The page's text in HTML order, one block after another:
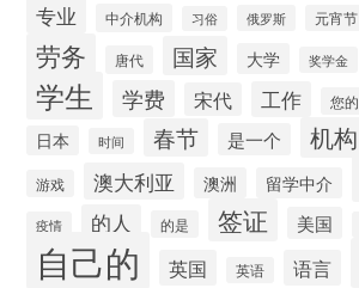
专业 中介机构 习俗 俄罗斯 元宵节
劳务 唐代 国家 大学 奖学金
学生 学费 宋代 工作 您的
日本 时间 春节 是一个 机构
游戏 澳大利亚 澳洲 留学中介
疫情 的人 的是 签证 美国
自己的 英国 英语 语言